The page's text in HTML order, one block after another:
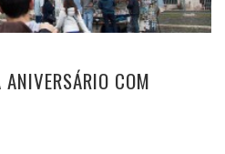
COM